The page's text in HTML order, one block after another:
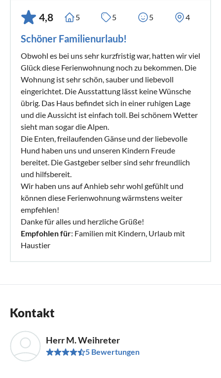
4,8 5 5 5 4
Schöner Familienurlaub!
Obwohl es bei uns sehr kurzfristig war, hatten wir viel
Glück diese Ferienwohnung noch zu bekommen. Die
Wohnung ist sehr schön, sauber und liebevoll
eingerichtet. Die Ausstattung lässt keine Wünsche
übrig. Das Haus befindet sich in einer ruhigen Lage
und die Aussicht ist einfach toll. Bei schönem Wetter
sieht man sogar die Alpen.
Die Enten, freilaufenden Gänse und der liebevolle
Hund haben uns und unseren Kindern Freude
bereitet. Die Gastgeber selber sind sehr freundlich
und hilfsbereit.
Wir haben uns auf Anhieb sehr wohl gefühlt und
können diese Ferienwohnung wärmstens weiter
empfehlen!
Danke für alles und herzliche Grüße!
Empfohlen für: Familien mit Kindern, Urlaub mit
Haustier
Kontakt
Herr M. Weihreter
5 Bewertungen